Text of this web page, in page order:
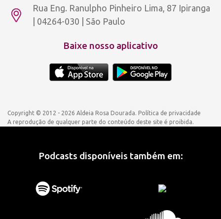
Rua Eng. Ranulpho Pinheiro Lima, 87 Ipiranga
| 04264-030 | São Paulo
Baixe nosso aplicativo
Copyright © 2012 - 2026 Aldeia Rosa Dourada. Política de privacidade
A reprodução de qualquer parte do conteúdo deste site é proibida.
Podcasts disponíveis também em: